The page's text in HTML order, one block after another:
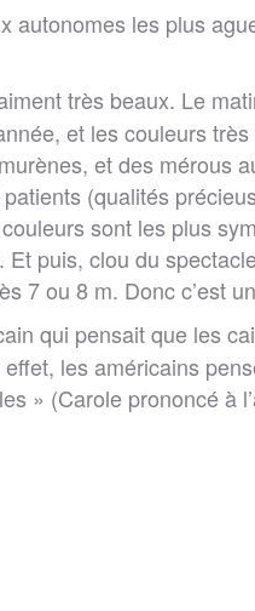
autonomes les plus
très beaux. Le
et les couleurs
et des mérous
(qualités
sont les plus
puis, clou du
7 ou 8 m. Donc c’est
qui pensait que les
les américains
» (Carole prononcé à